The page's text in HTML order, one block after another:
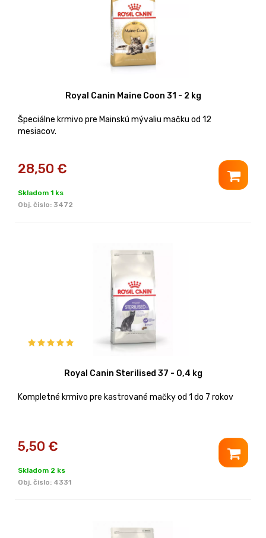
Royal Canin Maine Coon 31 - 2 kg
Špeciálne krmivo pre Mainskú mývaliu mačku od 12
mesiacov.
28,50 €
Skladom 1 ks
Obj. čislo: 3472
Royal Canin Sterilised 37 - 0,4 kg
Kompletné krmivo pre kastrované mačky od 1 do 7 rokov
5,50 €
Skladom 2 ks
Obj. čislo: 4331